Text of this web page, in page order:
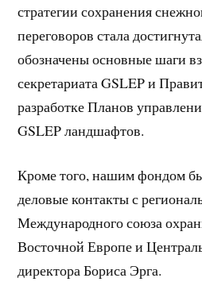
стратегии сохранения
переговоров стала
обозначены основные шаги
секретариата GSLEP и
разработке Планов
GSLEP ландшафтов.
Кроме того, нашим фондом
деловые контакты с
Международного союза
Восточной Европе и
директора Бориса Эрга.